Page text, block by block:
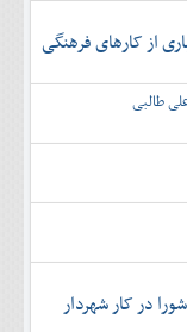
از کارهای فرهنگی
طالبی
در کار شهردار